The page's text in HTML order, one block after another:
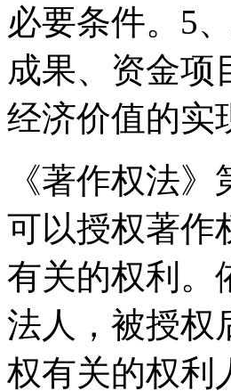
必要条件。5
成果、资金项
经济价值的实
《著作权法
可以授权著作
有关的权利。
法人，被授权
权有关的权利